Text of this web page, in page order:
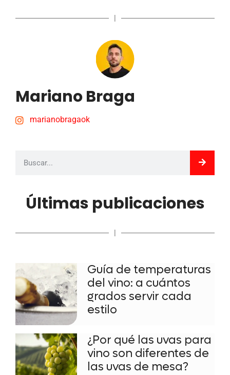
|
Mariano Braga
marianobragaok
Últimas publicaciones
|
Guía de temperaturas
del vino: a cuántos
grados servir cada
estilo
¿Por qué las uvas para
vino son diferentes de
las uvas de mesa?